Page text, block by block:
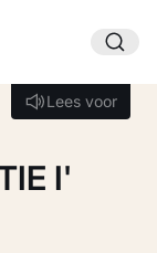
Lees voor
Lees voor
I'